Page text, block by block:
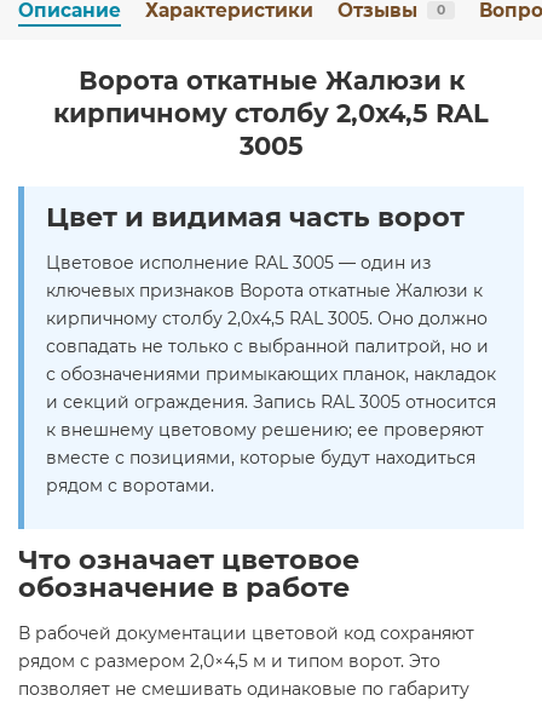
Описание Характеристики Отзывы 0
Ворота откатные Жалюзи к
кирпичному столбу 2,0х4,5 RAL
3005
Цвет и видимая часть ворот
Цветовое исполнение RAL 3005 — один из
ключевых признаков Ворота откатные Жалюзи к
кирпичному столбу 2,0х4,5 RAL 3005. Оно должно
совпадать не только с выбранной палитрой, но и
с обозначениями примыкающих планок, накладок
и секций ограждения. Запись RAL 3005 относится
к внешнему цветовому решению; ее проверяют
вместе с позициями, которые будут находиться
рядом с воротами.
Что означает цветовое
обозначение в работе
В рабочей документации цветовой код сохраняют
рядом с размером 2,0×4,5 м и типом ворот. Это
позволяет не смешивать одинаковые по габариту